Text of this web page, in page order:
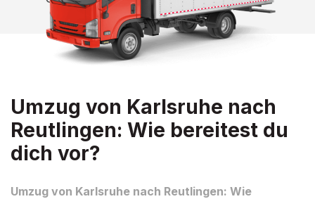
Umzug von Karlsruhe nach
Reutlingen: Wie bereitest du
dich vor?
Umzug von Karlsruhe nach Reutlingen: Wie